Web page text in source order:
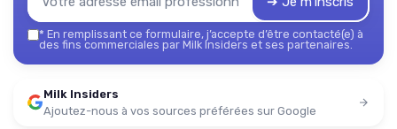
* En remplissant ce formulaire, j’accepte d’être contacté(e) à
des fins commerciales par Milk Insiders et ses partenaires.
Milk Insiders
Ajoutez-nous à vos sources préférées sur Google